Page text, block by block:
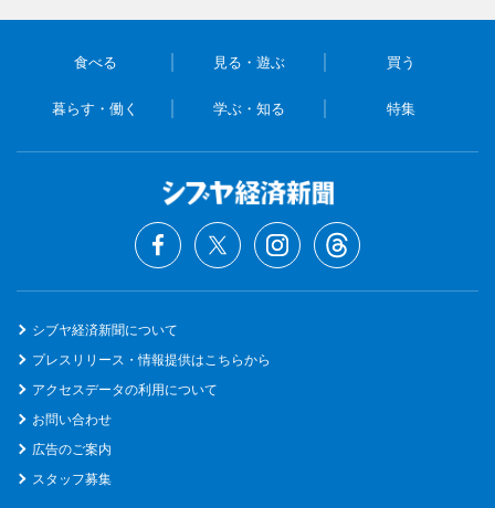
食べる 見る・遊ぶ 買う
暮らす・働く 学ぶ・知る 特集
シブヤ経済新聞について
プレスリリース・情報提供はこちらから
アクセスデータの利用について
お問い合わせ
広告のご案内
スタッフ募集